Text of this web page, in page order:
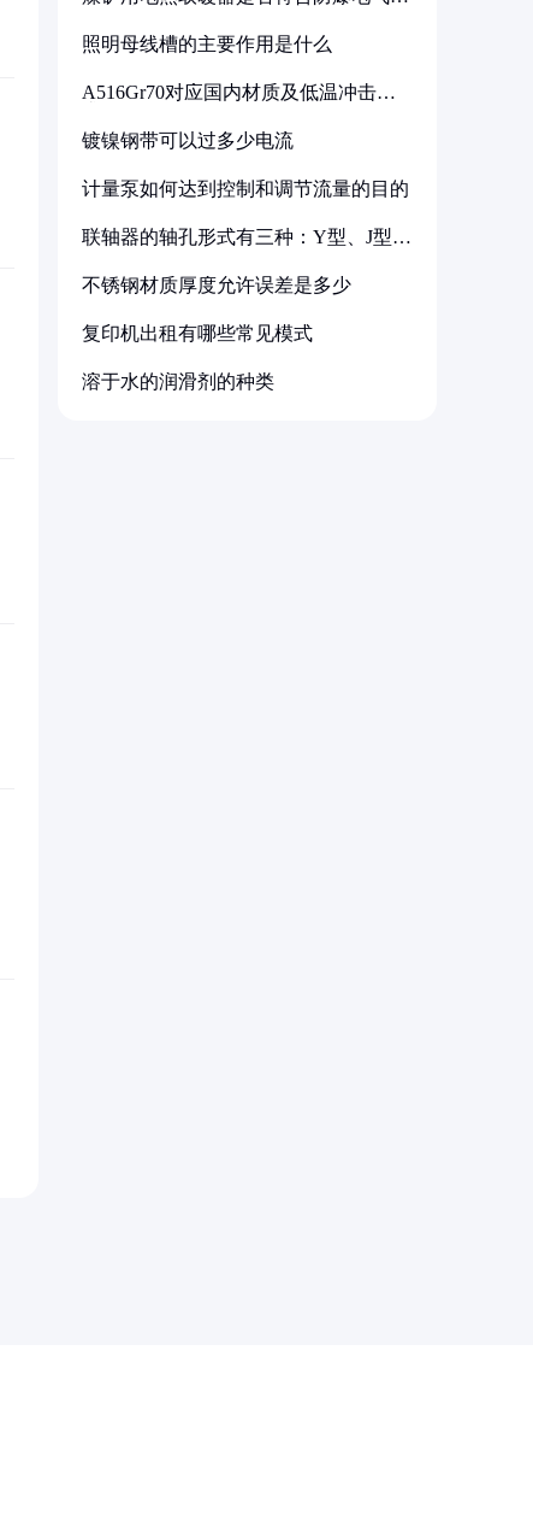
照明母线槽的主要作用是什么
A516Gr70对应国内材质及低温冲击要
镀镍钢带可以过多少电流
计量泵如何达到控制和调节流量的目的
联轴器的轴孔形式有三种：Y型、J型、
不锈钢材质厚度允许误差是多少
复印机出租有哪些常见模式
溶于水的润滑剂的种类